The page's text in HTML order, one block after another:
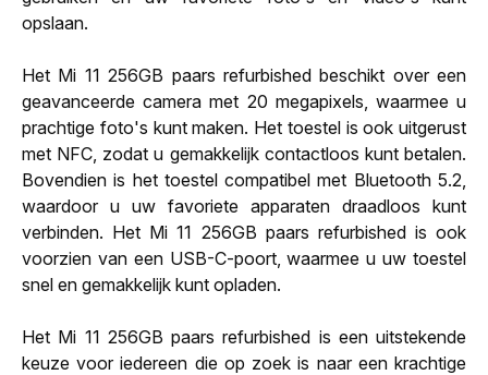
opslaan.
Het Mi 11 256GB paars refurbished beschikt over een
geavanceerde camera met 20 megapixels, waarmee u
prachtige foto's kunt maken. Het toestel is ook uitgerust
met NFC, zodat u gemakkelijk contactloos kunt betalen.
Bovendien is het toestel compatibel met Bluetooth 5.2,
waardoor u uw favoriete apparaten draadloos kunt
verbinden. Het Mi 11 256GB paars refurbished is ook
voorzien van een USB-C-poort, waarmee u uw toestel
snel en gemakkelijk kunt opladen.
Het Mi 11 256GB paars refurbished is een uitstekende
keuze voor iedereen die op zoek is naar een krachtige